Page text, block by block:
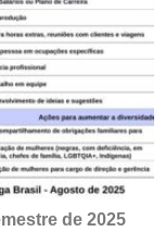
de 2025